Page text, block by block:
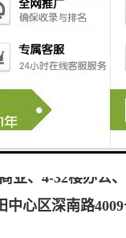
各3部)、2部货梯
：650-850(固定)
为消防层
部观光、2部手扶
、层高15米、空
业、4-32楼办公
中心区深南路